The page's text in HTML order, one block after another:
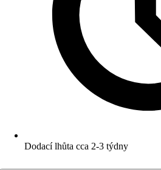
Dodací lhůta cca 2-3 týdny